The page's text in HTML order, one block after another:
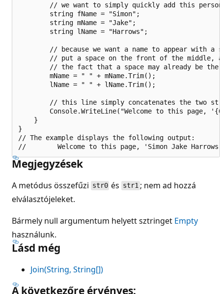
// we want to simply quickly add this
        string fName = "Simon";
        string mName = "Jake";
        string lName = "Harrows";
// because we want a name to appear with a
// put a space on the front of the middle,
// the fact that a space may already be
        mName = " " + mName.Trim();
        lName = " " + lName.Trim();
// this line simply concatenates the two
Console.WriteLine("Welcome to this page,
    }
}
// The example displays the following output:
Megjegyzések
A metódus összefűzi str0 és str1; nem ad hozzá
elválasztójeleket.
Bármely null argumentum helyett sztringet Empty
használunk.
Lásd még
Join(String, String[])
A következőre érvényes: